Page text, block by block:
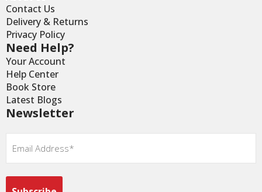
Contact Us
Delivery & Returns
Privacy Policy
Need Help?
Your Account
Help Center
Book Store
Latest Blogs
Newsletter
Email